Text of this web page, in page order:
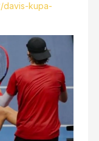
davis-kupa-